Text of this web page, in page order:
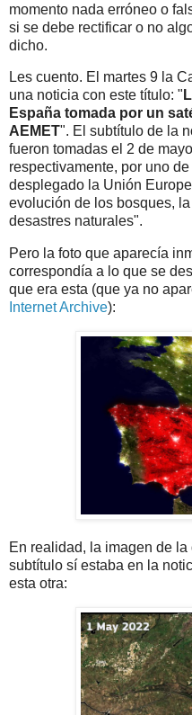
momento nada erróneo o
si se debe rectificar o no
dicho.
Les cuento. El martes 9 la
una noticia con este título: "
España tomada por un
AEMET". El subtítulo de la
fueron tomadas el 2 de
respectivamente, por uno
desplegado la Unión
evolución de los bosques,
desastres naturales".
Pero la foto que aparecía
correspondía a lo que se
que era esta (que ya no
Internet Archive):
En realidad, la imagen de
subtítulo sí estaba en la
esta otra: